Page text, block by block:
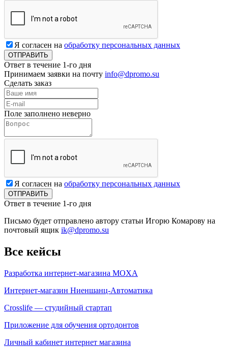
Я согласен на обработку персональных данных
Ответ в течение 1-го дня
Принимаем заявки на почту info@dpromo.su
Сделать заказ
Поле заполнено неверно
Я согласен на обработку персональных данных
Ответ в течение 1-го дня
Письмо будет отправлено автору статьи Игорю Комарову на
почтовый ящик ik@dpromo.su
Все кейсы
Разработка интернет-магазина MOXA
Интернет-магазин Ниеншанц-Автоматика
Crosslife — студийный стартап
Приложение для обучения ортодонтов
Личный кабинет интернет магазина